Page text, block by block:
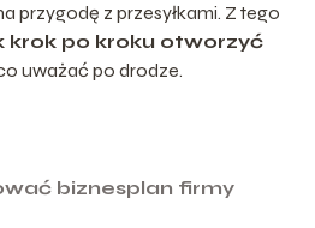
przygodę z przesyłkami. Z tego
krok po kroku otworzyć
uważać po drodze.
biznesplan firmy